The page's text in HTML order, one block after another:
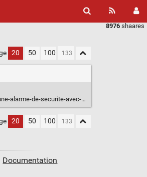
8976 shaares
20 50 100
une-raspberry-pi-et-home-assistant
20 50 100
Documentation